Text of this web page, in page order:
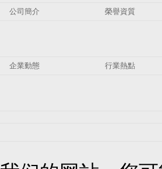
公司簡介 榮譽資質
企業動態 行業熱點